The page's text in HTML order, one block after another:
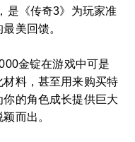
是《传奇3》为玩家准
美回馈。
金锭在游戏中可是
料，甚至用来购买特
的角色成长提供巨大
而出。